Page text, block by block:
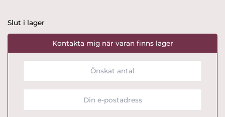
Slut i lager
Kontakta mig när varan finns lager